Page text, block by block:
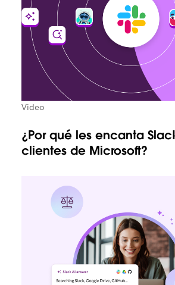
Video
¿Por qué les encanta
clientes de Microsoft?